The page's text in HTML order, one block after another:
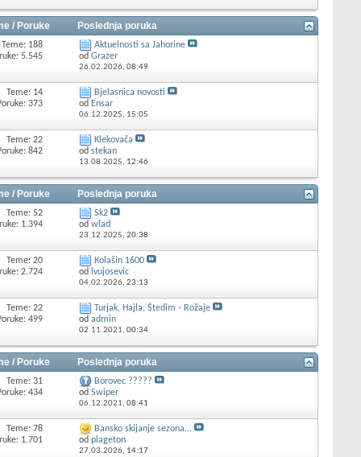
/ Poruke Poslednja poruka
Teme: 188
5.545
Aktuelnosti sa Jahorine
od Grazer
26.02.2026, 08:49
Teme: 14
373
Bjelasnica novosti
od Ensar
06.12.2025, 15:05
Teme: 22
842
Klekovača
od stekan
13.08.2025, 12:46
/ Poruke Poslednja poruka
Teme: 52
1.394
Sk2
od wlad
23.12.2025, 20:38
Teme: 20
2.724
Kolašin 1600
od lvujosevic
04.02.2026, 23:13
Teme: 22
499
Turjak, Hajla, Štedim - Rožaje
od admin
02.11.2021, 00:34
/ Poruke Poslednja poruka
Teme: 31
434
Borovec ?????
od Swiper
06.12.2021, 08:41
Teme: 78
1.701
Bansko skijanje sezona...
od plageton
27.03.2026, 14:17